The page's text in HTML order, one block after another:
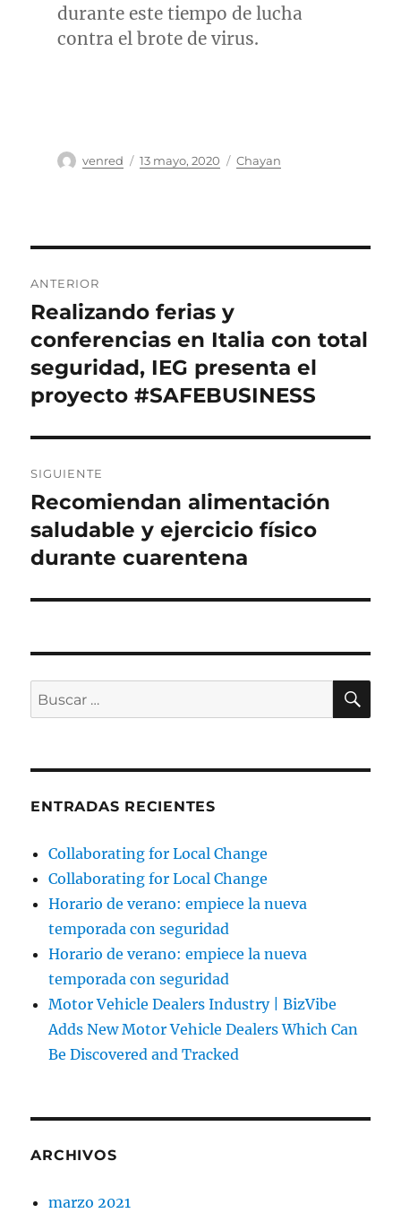
durante este tiempo de lucha
contra el brote de virus.
Autor
venred
Publicado
13 mayo, 2020 Categorías
Chayan
de
entradas
ANTERIOR
Entrada
anterior:
Realizando ferias y
conferencias en Italia con total
seguridad, IEG presenta el
proyecto #SAFEBUSINESS
SIGUIENTE
Entrada
siguiente:
Recomiendan alimentación
saludable y ejercicio físico
durante cuarentena
Buscar
por:
ENTRADAS RECIENTES
Collaborating for Local Change
Collaborating for Local Change
Horario de verano: empiece la nueva
temporada con seguridad
Horario de verano: empiece la nueva
temporada con seguridad
Motor Vehicle Dealers Industry | BizVibe
Adds New Motor Vehicle Dealers Which Can
Be Discovered and Tracked
ARCHIVOS
marzo 2021